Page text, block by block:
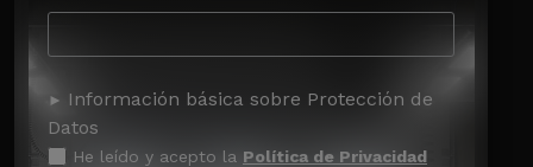
Información básica sobre Protección de
Datos
He leído y acepto la Política de Privacidad